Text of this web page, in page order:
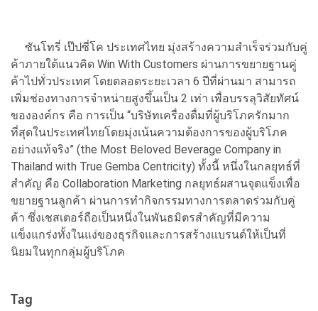
ซันโทรี่ เป๊ปซี่โค ประเทศไทย มุ่งสร้างความสำเร็จร่วมกับคู่
ค้าภายใต้แนวคิด Win With Customers ผ่านการขยายฐานคู่
ค้าไปทั่วประเทศ โดยตลอดระยะเวลา 6 ปีที่ผ่านมา สามารถ
เพิ่มช่องทางการจำหน่ายสูงขึ้นเป็น 2 เท่า เพื่อบรรลุวิสัยทัศน์
ขององค์กร คือ การเป็น “บริษัทเครื่องดื่มที่ผู้บริโภครักมาก
ที่สุดในประเทศไทยโดยมุ่งเน้นความต้องการของผู้บริโภค
อย่างแท้จริง” (the Most Beloved Beverage Company in
Thailand with True Gemba Centricity) ทั้งนี้ หนึ่งในกลยุทธ์ที่
สำคัญ คือ Collaboration Marketing กลยุทธ์ผสานจุดแข็งเพื่อ
ขยายฐานลูกค้า ผ่านการทำกิจกรรมทางการตลาดร่วมกับคู่
ค้า ซึ่งเชสเตอร์ถือเป็นหนึ่งในพันธมิตรสำคัญที่มีความ
แข็งแกร่งทั้งในแง่ของธุรกิจและการสร้างแบรนด์ให้เป็นที่
นิยมในทุกกลุ่มผู้บริโภค
Tag